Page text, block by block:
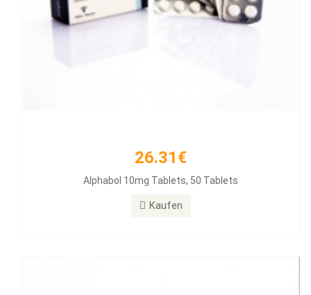
26.31€
Alphabol 10mg Tablets, 50 Tablets
Kaufen
33.54€
Clenbuterol 40mg 100 Tabs